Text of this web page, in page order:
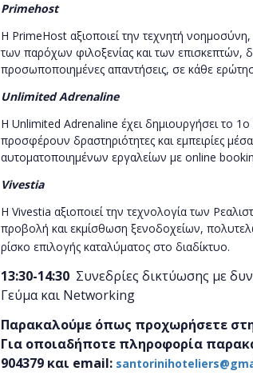
Primehost
Η PrimeHost αξιοποιεί την τεχνητή
των παρόχων φιλοξενίας και των επισκεπτών,
προσωποποιημένες απαντήσεις, σε κάθε
Unlimited Adrenaline
Η Unlimited Adrenaline έχει δημιουργήσει το
προσφέρουν δραστηριότητες και εμπειρίες
αυτοματοποιημένων εργαλείων με online
Vivestia
Η Vivestia αξιοποιεί την τεχνολογία των
προβολή και εκμίσθωση ξενοδοχείων,
ρίσκο επιλογής καταλύματος στο διαδίκτυο.
13:30-14:30 Συνεδρίες δικτύωσης με
Γεύμα και Networking
Παρακαλούμε όπως προχωρήσετε
Για οποιαδήποτε πληροφορία
904379 και email: